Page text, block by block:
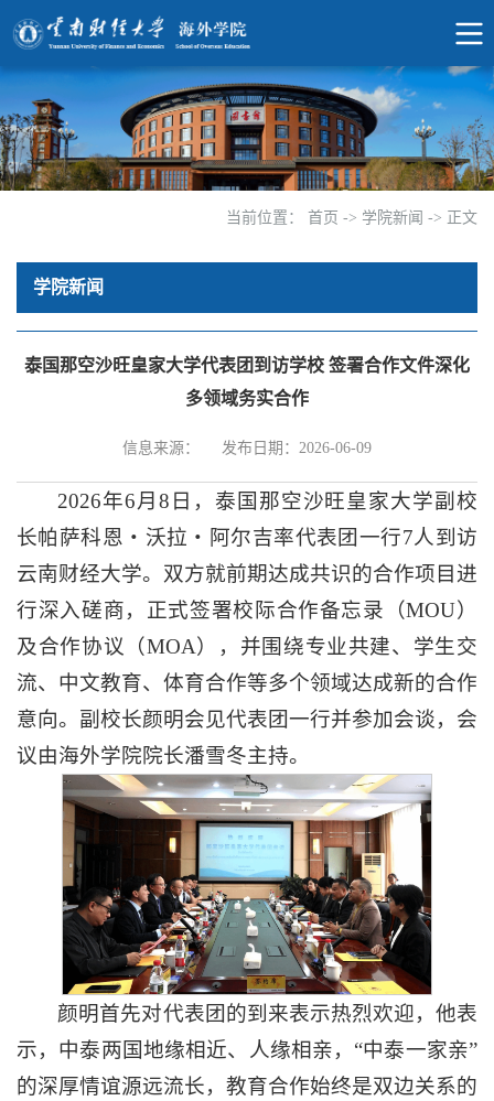
当前位置： 首页 -> 学院新闻 -> 正文
学院新闻
泰国那空沙旺皇家大学代表团到访学校 签署合作文件深化
多领域务实合作
信息来源： 发布日期：2026-06-09
2026年6月8日，泰国那空沙旺皇家大学副校
长帕萨科恩・沃拉・阿尔吉率代表团一行7人到访
云南财经大学。双方就前期达成共识的合作项目进
行深入磋商，正式签署校际合作备忘录（MOU）
及合作协议（MOA），并围绕专业共建、学生交
流、中文教育、体育合作等多个领域达成新的合作
意向。副校长颜明会见代表团一行并参加会谈，会
议由海外学院院长潘雪冬主持。
颜明首先对代表团的到来表示热烈欢迎，他表
示，中泰两国地缘相近、人缘相亲，“中泰一家亲”
的深厚情谊源远流长，教育合作始终是双边关系的